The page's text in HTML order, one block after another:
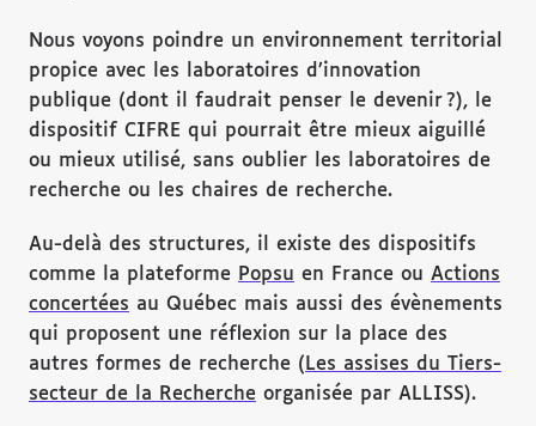
Nous voyons poindre un environnement territorial
propice avec les laboratoires d’innovation
publique (dont il faudrait penser le devenir ?), le
dispositif CIFRE qui pourrait être mieux aiguillé
ou mieux utilisé, sans oublier les laboratoires de
recherche ou les chaires de recherche.
Au-delà des structures, il existe des dispositifs
comme la plateforme Popsu en France ou Actions
concertées au Québec mais aussi des évènements
qui proposent une réflexion sur la place des
autres formes de recherche (Les assises du Tiers-
secteur de la Recherche organisée par ALLISS).